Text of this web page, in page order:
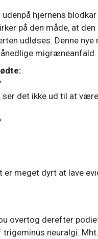
hjernens
på den måde, at
udløses. Denne nye
migræneanfald.
det ikke ud til at
meget dyrt at lave
overtog derefter
neuralgi.